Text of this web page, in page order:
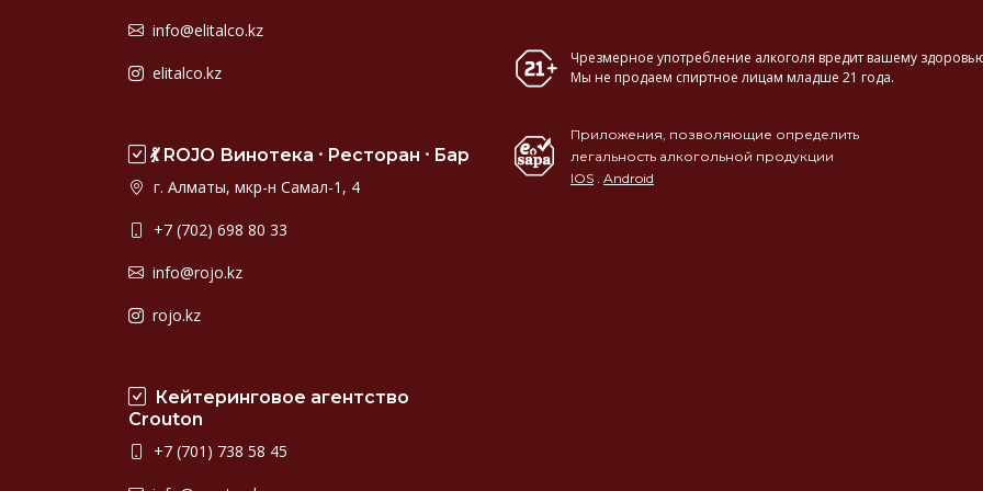
info@elitalco.kz
elitalco.kz
💃 ROJO Винотека ⸱ Ресторан ⸱ Бар
г. Алматы, мкр-н Самал-1, 4
+7 (702) 698 80 33
info@rojo.kz
rojo.kz
Кейтеринговое агентство
Crouton
+7 (701) 738 58 45
Чрезмерное употребление алкоголя вредит вашему
Мы не продаем спиртное лицам младше 21 года.
Приложения, позволяющие определить
легальность алкогольной продукции
IOS Android